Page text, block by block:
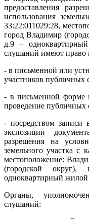
предоставления
использования
33:22:011029:28,
город Владимир
д.9 –
слушаний имеют право
- в письменной или
участников публичных
- в письменной форме
проведение публичных
- посредством записи
экспозиции
разрешения на
земельного участка с
местоположение:
(городской
одноквартирный
Органы,
слушаний: